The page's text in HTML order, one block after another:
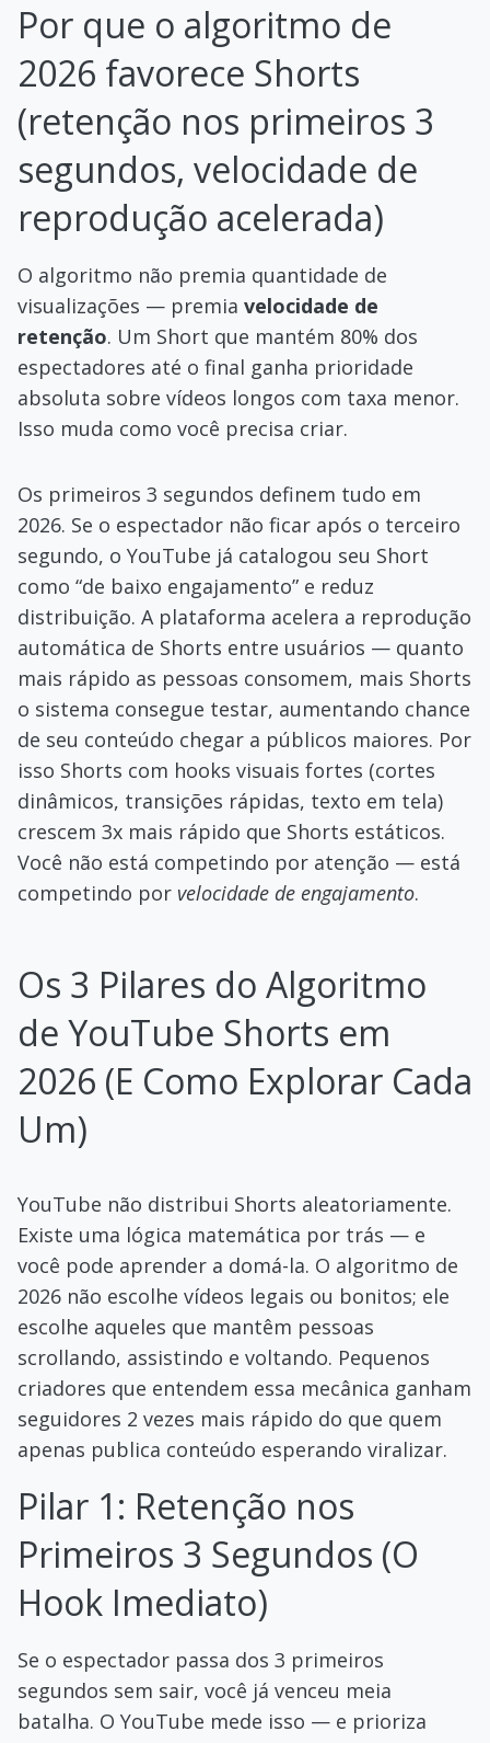
Por que o algoritmo de
2026 favorece Shorts
(retenção nos primeiros 3
segundos, velocidade de
reprodução acelerada)
O algoritmo não premia quantidade de
visualizações — premia velocidade de
retenção. Um Short que mantém 80% dos
espectadores até o final ganha prioridade
absoluta sobre vídeos longos com taxa menor.
Isso muda como você precisa criar.
Os primeiros 3 segundos definem tudo em
2026. Se o espectador não ficar após o terceiro
segundo, o YouTube já catalogou seu Short
como “de baixo engajamento” e reduz
distribuição. A plataforma acelera a reprodução
automática de Shorts entre usuários — quanto
mais rápido as pessoas consomem, mais Shorts
o sistema consegue testar, aumentando chance
de seu conteúdo chegar a públicos maiores. Por
isso Shorts com hooks visuais fortes (cortes
dinâmicos, transições rápidas, texto em tela)
crescem 3x mais rápido que Shorts estáticos.
Você não está competindo por atenção — está
competindo por velocidade de engajamento.
Os 3 Pilares do Algoritmo
de YouTube Shorts em
2026 (E Como Explorar Cada
Um)
YouTube não distribui Shorts aleatoriamente.
Existe uma lógica matemática por trás — e
você pode aprender a domá-la. O algoritmo de
2026 não escolhe vídeos legais ou bonitos; ele
escolhe aqueles que mantêm pessoas
scrollando, assistindo e voltando. Pequenos
criadores que entendem essa mecânica ganham
seguidores 2 vezes mais rápido do que quem
apenas publica conteúdo esperando viralizar.
Pilar 1: Retenção nos
Primeiros 3 Segundos (O
Hook Imediato)
Se o espectador passa dos 3 primeiros
segundos sem sair, você já venceu meia
batalha. O YouTube mede isso — e prioriza